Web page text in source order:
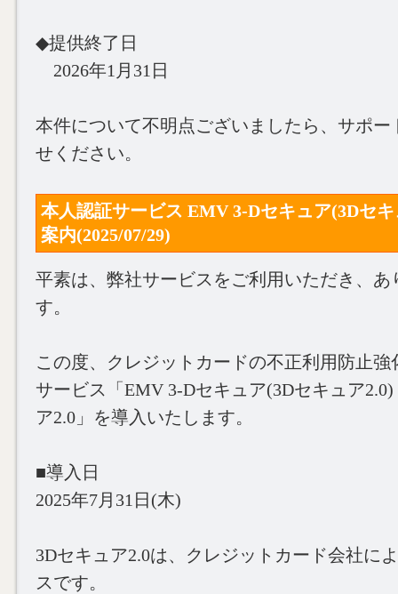
◆提供終了日
2026年1月31日
本件について不明点ございましたら、サポー
せください。
本人認証サービス EMV 3-Dセキュア(3Dセ
案内(2025/07/29)
平素は、弊社サービスをご利用いただき、あ
す。
この度、クレジットカードの不正利用防止強
サービス「EMV 3-Dセキュア(3Dセキュア
ア2.0」を導入いたします。
■導入日
2025年7月31日(木)
3Dセキュア2.0は、クレジットカード会社に
スです。